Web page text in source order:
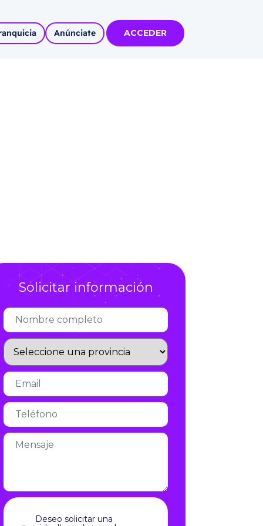
Infórmate
Anúnciate ACCEDER
Solicitar información
Deseo solicitar una